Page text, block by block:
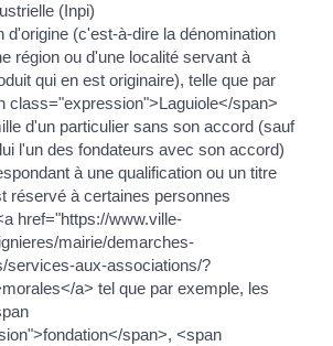
(Inpi)
d'origine (c'est-à-dire la dénomination
région ou d'une localité servant à
qui en est originaire), telle que par
class="expression">Laguiole</span>
d'un particulier sans son accord (sauf
l'un des fondateurs avec son accord)
à une qualification ou un titre
réservé à certaines personnes
href="https://www.ville-
mairie/demarches-
services-aux-associations/?
a> tel que par exemple, les
span>, <span